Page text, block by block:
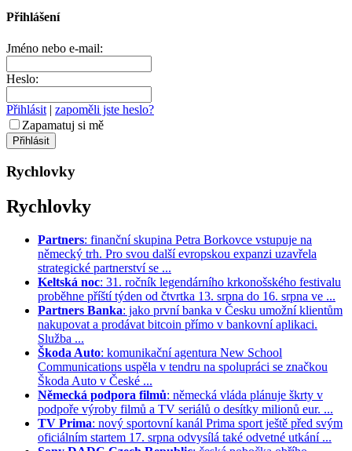
Přihlášení
Jméno nebo e-mail:
Heslo:
Přihlásit | zapoměli jste heslo?
Zapamatuj si mě
Rychlovky
Rychlovky
Partners: finanční skupina Petra Borkovce vstupuje na
německý trh. Pro svou další evropskou expanzi uzavřela
strategické partnerství se ...
Keltská noc: 31. ročník legendárního krkonošského festivalu
proběhne příští týden od čtvrtka 13. srpna do 16. srpna ve ...
Partners Banka: jako první banka v Česku umožní klientům
nakupovat a prodávat bitcoin přímo v bankovní aplikaci.
Služba ...
Škoda Auto: komunikační agentura New School
Communications uspěla v tendru na spolupráci se značkou
Škoda Auto v České ...
Německá podpora filmů: německá vláda plánuje škrty v
podpoře výroby filmů a TV seriálů o desítky milionů eur. ...
TV Prima: nový sportovní kanál Prima sport ještě před svým
oficiálním startem 17. srpna odvysílá také odvetné utkání ...